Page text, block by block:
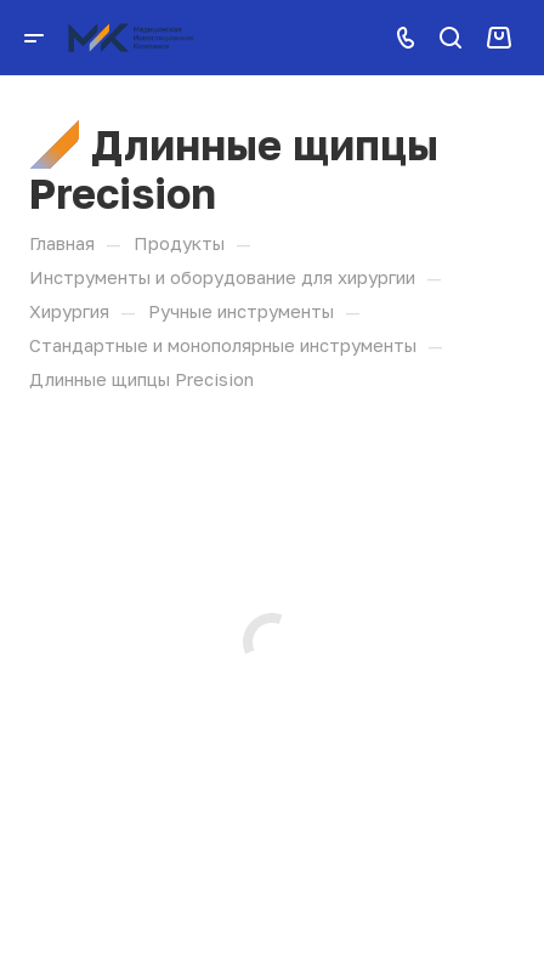
Длинные щипцы
Precision
Главная — Продукты —
Инструменты и оборудование для хирургии —
Хирургия — Ручные инструменты —
Стандартные и монополярные инструменты —
Длинные щипцы Precision